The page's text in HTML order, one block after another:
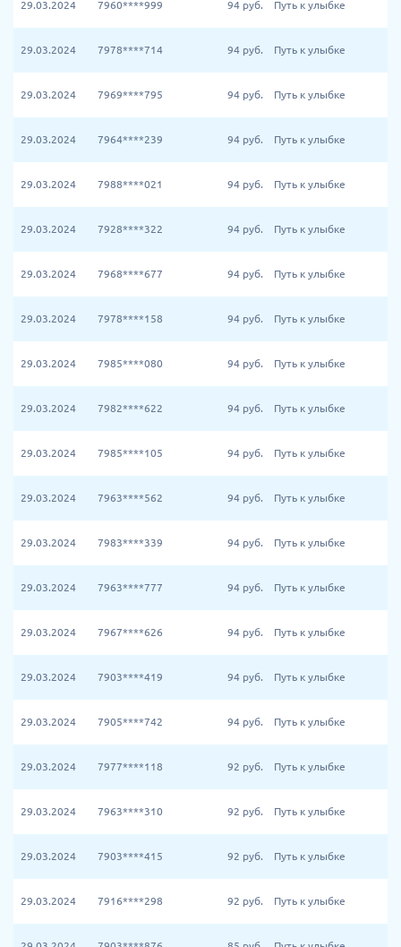
29.03.2024 7960****999 94 руб. Путь к улыбке
29.03.2024 7978****714 94 руб. Путь к улыбке
29.03.2024 7969****795 94 руб. Путь к улыбке
29.03.2024 7964****239 94 руб. Путь к улыбке
29.03.2024 7988****021 94 руб. Путь к улыбке
29.03.2024 7928****322 94 руб. Путь к улыбке
29.03.2024 7968****677 94 руб. Путь к улыбке
29.03.2024 7978****158 94 руб. Путь к улыбке
29.03.2024 7985****080 94 руб. Путь к улыбке
29.03.2024 7982****622 94 руб. Путь к улыбке
29.03.2024 7985****105 94 руб. Путь к улыбке
29.03.2024 7963****562 94 руб. Путь к улыбке
29.03.2024 7983****339 94 руб. Путь к улыбке
29.03.2024 7963****777 94 руб. Путь к улыбке
29.03.2024 7967****626 94 руб. Путь к улыбке
29.03.2024 7903****419 94 руб. Путь к улыбке
29.03.2024 7905****742 94 руб. Путь к улыбке
29.03.2024 7977****118 92 руб. Путь к улыбке
29.03.2024 7963****310 92 руб. Путь к улыбке
29.03.2024 7903****415 92 руб. Путь к улыбке
29.03.2024 7916****298 92 руб. Путь к улыбке